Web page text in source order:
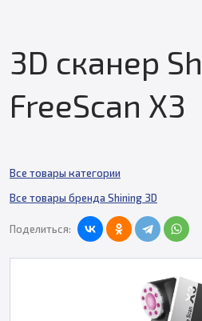
3D сканер
FreeScan X3
Все товары категории
Все товары бренда Shining 3D
Поделиться: